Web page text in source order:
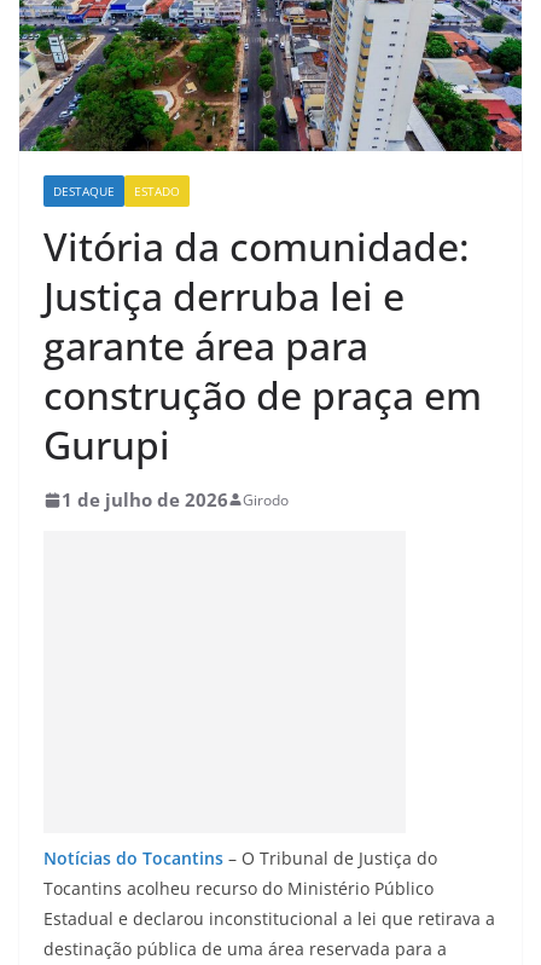
DESTAQUE ESTADO
Vitória da comunidade:
Justiça derruba lei e
garante área para
construção de praça em
Gurupi
1 de julho de 2026 Girodo
Notícias do Tocantins – O Tribunal de Justiça do
Tocantins acolheu recurso do Ministério Público
Estadual e declarou inconstitucional a lei que retirava a
destinação pública de uma área reservada para a